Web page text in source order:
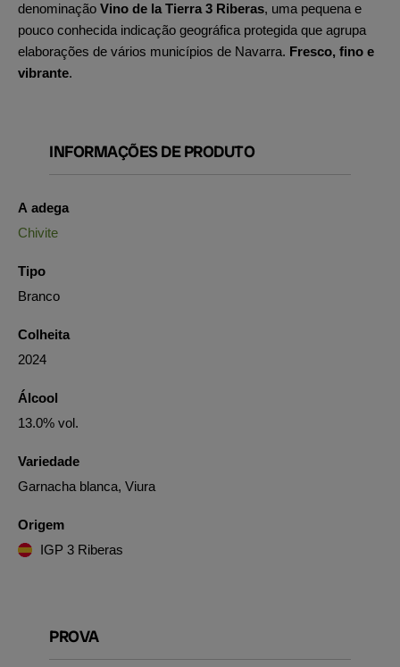
denominação Vino de la Tierra 3 Riberas, uma pequena e
pouco conhecida indicação geográfica protegida que agrupa
elaborações de vários municípios de Navarra. Fresco, fino e
vibrante.
INFORMAÇÕES DE PRODUTO
A adega
Chivite
Tipo
Branco
Colheita
2024
Álcool
13.0% vol.
Variedade
Garnacha blanca, Viura
Origem
IGP 3 Riberas
PROVA